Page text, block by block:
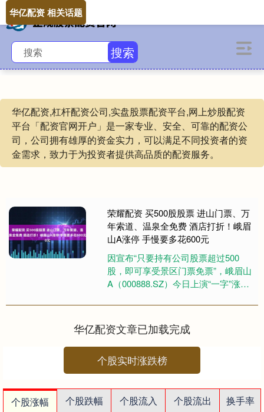
搜索
华亿配资,杠杆配资公司,实盘股票配资平台,网上炒股配资
平台「配资官网开户」是一家专业、安全、可靠的配资公
司，公司拥有雄厚的资金实力，可以满足不同投资者的资
金需求，致力于为投资者提供高品质的配资服务。
华亿配资 相关话题
荣耀配资 买500股股票 进山门票、万
年索道、温泉全免费 酒店打折！峨眉
山A涨停 手慢要多花600元
因宣布“只要持有公司股票超过500
股，即可享受景区门票免票”，峨眉山
A（000888.SZ）今日上演“一字”涨
限公司宣布将....
华亿配资文章已加载完成
个股实时涨跌榜
个股涨幅 个股跌幅 个股流入 个股流出
换手率